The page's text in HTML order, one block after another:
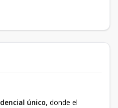
único, donde el